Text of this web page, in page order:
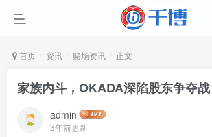
首页 资讯 赌场资讯 正文
家族内斗，OKADA深陷股东争夺战
admin
3年前更新